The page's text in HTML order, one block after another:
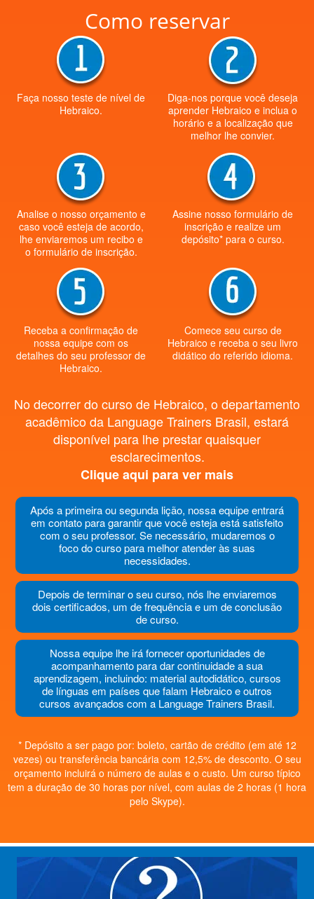
Como reservar
Faça nosso teste de nível de
Hebraico.
Diga-nos porque você deseja
aprender Hebraico e inclua o
horário e a localização que
melhor lhe convier.
Analise o nosso orçamento e
caso você esteja de acordo,
lhe enviaremos um recibo e
o formulário de inscrição.
Assine nosso formulário de
inscrição e realize um
depósito* para o curso.
Receba a confirmação de
nossa equipe com os
detalhes do seu professor de
Hebraico.
Comece seu curso de
Hebraico e receba o seu livro
didático do referido idioma.
No decorrer do curso de Hebraico, o departamento
acadêmico da Language Trainers Brasil, estará
disponível para lhe prestar quaisquer
esclarecimentos.
Clique aqui para ver mais
Após a primeira ou segunda lição, nossa equipe entrará
em contato para garantir que você esteja está satisfeito
com o seu professor. Se necessário, mudaremos o
foco do curso para melhor atender às suas
necessidades.
Depois de terminar o seu curso, nós lhe enviaremos
dois certificados, um de frequência e um de conclusão
de curso.
Nossa equipe lhe irá fornecer oportunidades de
acompanhamento para dar continuidade a sua
aprendizagem, incluindo: material autodidático, cursos
de línguas em países que falam Hebraico e outros
cursos avançados com a Language Trainers Brasil.
* Depósito a ser pago por: boleto, cartão de crédito (em até 12
vezes) ou transferência bancária com 12,5% de desconto. O seu
orçamento incluirá o número de aulas e o custo. Um curso típico
tem a duração de 30 horas por nível, com aulas de 2 horas (1 hora
pelo Skype).